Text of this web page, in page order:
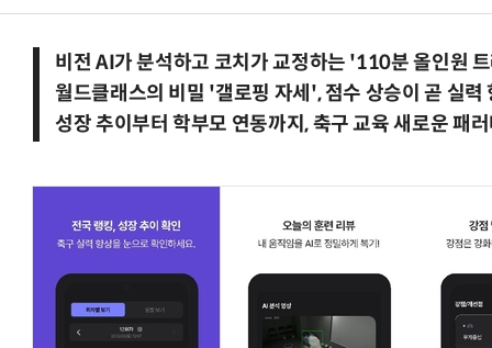
비전 AI가 분석하고 코치가 교정하는 '110분 올인원
월드클래스의 비밀 '갤로핑 자세', 점수 상승이 곧 실력
성장 추이부터 학부모 연동까지, 축구 교육 새로운 패